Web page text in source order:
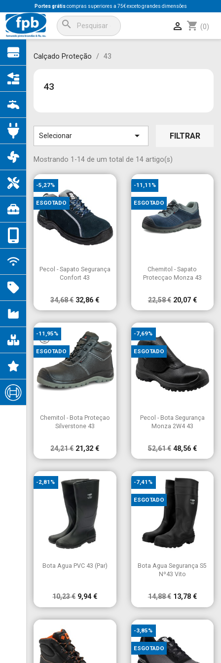
Portes grátiscompras superiores a 75€ exceto grandes dimensões
search shopping_cart (0)

Calçado Proteção 43
43
Selecionar  FILTRAR
Mostrando 1-14 de um total de 14 artigo(s)
Vista rápida
Pecol - Sapato Segurança
Confort 43
34,68 € 32,86 €
-5,27%
ESGOTADO
Vista rápida
Chemitol - Sapato
Protecçao Monza 43
22,58 € 20,07 €
-11,11%
ESGOTADO
 Vista rápida
Chemitol - Bota Proteçao
Silverstone 43
24,21 € 21,32 €
-11,95%
ESGOTADO
Vista rápida
Pecol - Bota Segurança
Monza 2W4 43
52,61 € 48,56 €
-7,69%
ESGOTADO
Vista rápida
Bota Agua PVC 43 (Par)
10,23 € 9,94 €
-2,81%
Vista rápida
Bota Agua Segurança S5
Nº43 Vito
14,88 € 13,78 €
-7,41%
ESGOTADO
-3,85%
ESGOTADO